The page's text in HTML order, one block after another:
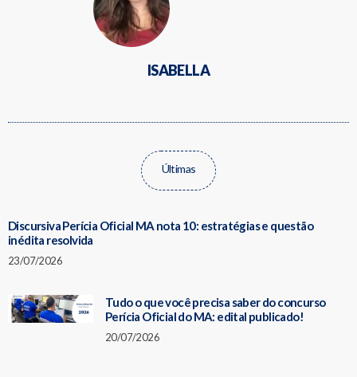
ISABELLA
Últimas
Discursiva Perícia Oficial MA nota 10: estratégias e questão
inédita resolvida
23/07/2026
Tudo o que você precisa saber do concurso
Perícia Oficial do MA: edital publicado!
20/07/2026